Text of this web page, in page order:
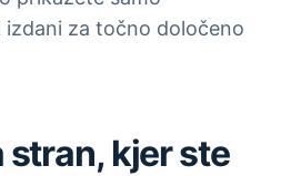
izdani za točno določeno
stran, kjer ste